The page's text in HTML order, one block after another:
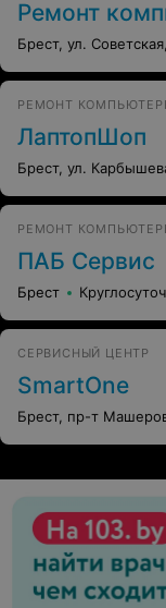
Ремонт
Брест, ул.
РЕМОНТ
ЛаптопШоп
Брест, ул.
РЕМОНТ
ПАБ Сервис
Брест
СЕРВИСНЫЙ ЦЕНТР
SmartOne
Брест, пр-т